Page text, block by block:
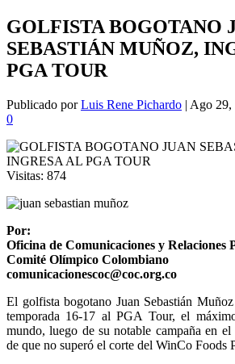
GOLFISTA BOGOTANO
SEBASTIÁN MUÑOZ,
PGA TOUR
Publicado porLuis Rene Pichardo | Ago 29,
0
Visitas: 874
Por:
Oficina de Comunicaciones y Relaciones
Comité Olímpico Colombiano
comunicacionescoc@coc.org.co
El golfista bogotano Juan Sebastián
temporada 16-17 al PGA Tour, el
mundo, luego de su notable campaña en
de que no superó el corte del WinCo Foods